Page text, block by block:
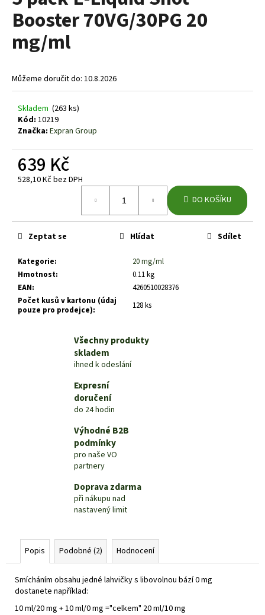
0,0
z
hvězdiček.
Booster 70VG/30PG 20
mg/ml
Můžeme doručit do: 10.8.2026
Skladem (263 ks)
Kód: 10219
Značka: Expran Group
639 Kč
528,10 Kč bez DPH
DO KOŠÍKU
Kategorie:
20 mg/ml
Hmotnost:
0.11 kg
EAN:
4260510028376
Počet kusů v kartonu (údaj
pouze pro prodejce): 128 ks
Zeptat se Hlídat Sdílet
Všechny produkty
skladem
ihned k odeslání
Expresní
doručení
do 24 hodin
Výhodné B2B
podmínky
pro naše VO
partnery
Doprava zdarma
při nákupu nad
nastavený limit
Popis Podobné (2) Hodnocení
Smícháním obsahu jedné lahvičky s libovolnou bází 0 mg
dostanete například:
10 ml/20 mg + 10 ml/0 mg ="celkem" 20 ml/10 mg
a
j
í
?
HLEDAT
m